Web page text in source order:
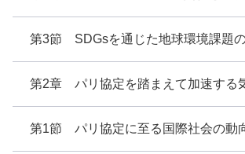
第3節 SDGsを通じた地球環境課題
第2章 パリ協定を踏まえて加速する
第1節 パリ協定に至る国際社会の動